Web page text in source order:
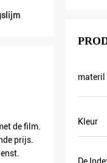
de film.
prijs.
Lelie,
goed. En
materil
Kleur